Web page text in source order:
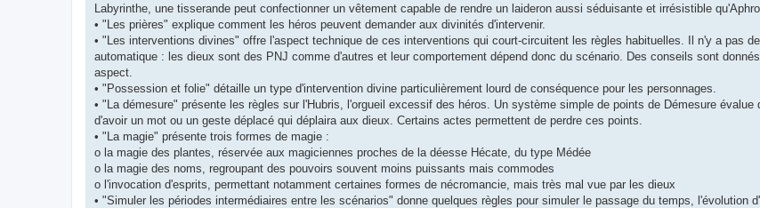
Labyrinthe, une tisserande peut confectionner un vêtement capable de rendre un laideron aussi séduisante et irrésistible
• "Les prières" explique comment les héros peuvent demander aux divinités d'intervenir.
• "Les interventions divines" offre l'aspect technique de ces interventions qui court-circuitent les règles habituelles. Il n'y a pas
automatique : les dieux sont des PNJ comme d'autres et leur comportement dépend donc du scénario. Des conseils sont
aspect.
• "Possession et folie" détaille un type d'intervention divine particulièrement lourd de conséquence pour les personnages.
• "La démesure" présente les règles sur l'Hubris, l'orgueil excessif des héros. Un système simple de points de Démesure évalue
d'avoir un mot ou un geste déplacé qui déplaira aux dieux. Certains actes permettent de perdre ces points.
• "La magie" présente trois formes de magie :
o la magie des plantes, réservée aux magiciennes proches de la déesse Hécate, du type Médée
o la magie des noms, regroupant des pouvoirs souvent moins puissants mais commodes
o l'invocation d'esprits, permettant notamment certaines formes de nécromancie, mais très mal vue par les dieux
• "Simuler les périodes intermédiaires entre les scénarios" donne quelques règles pour simuler le passage du temps, l'évolution